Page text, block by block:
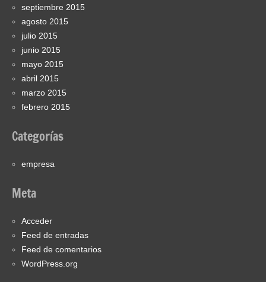
septiembre 2015
agosto 2015
julio 2015
junio 2015
mayo 2015
abril 2015
marzo 2015
febrero 2015
Categorías
empresa
Meta
Acceder
Feed de entradas
Feed de comentarios
WordPress.org